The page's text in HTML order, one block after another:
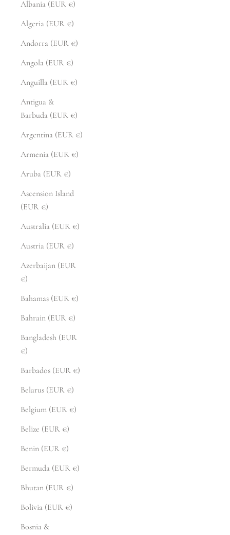
Albania (EUR €)
Algeria (EUR €)
Andorra (EUR €)
Angola (EUR €)
Anguilla (EUR €)
Antigua &
Barbuda (EUR €)
Argentina (EUR €)
Armenia (EUR €)
Aruba (EUR €)
Ascension Island
(EUR €)
Australia (EUR €)
Austria (EUR €)
Azerbaijan (EUR
€)
Bahamas (EUR €)
Bahrain (EUR €)
Bangladesh (EUR
€)
Barbados (EUR €)
Belarus (EUR €)
Belgium (EUR €)
Belize (EUR €)
Benin (EUR €)
Bermuda (EUR €)
Bhutan (EUR €)
Bolivia (EUR €)
Bosnia &